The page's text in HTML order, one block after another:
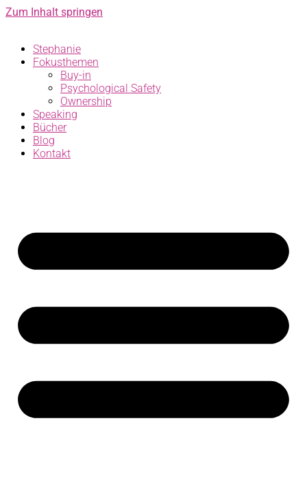
Zum Inhalt springen
Stephanie
Fokusthemen
Buy-in
Psychological Safety
Ownership
Speaking
Bücher
Blog
Kontakt